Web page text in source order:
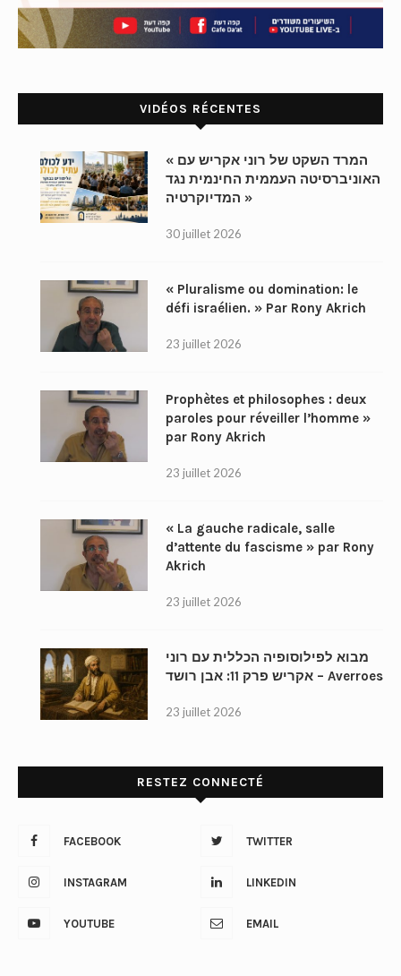
VIDÉOS RÉCENTES
« המרד השקט של רוני אקריש עם
האוניברסיטה העממית החינמית נגד
המדיוקרטיה »
30 juillet 2026
« Pluralisme ou domination: le
défi israélien. » Par Rony Akrich
23 juillet 2026
Prophètes et philosophes : deux
paroles pour réveiller l’homme »
par Rony Akrich
23 juillet 2026
« La gauche radicale, salle
d’attente du fascisme » par Rony
Akrich
23 juillet 2026
מבוא לפילוסופיה הכללית עם רוני
אקריש פרק 11: אבן רושד – Averroes
23 juillet 2026
RESTEZ CONNECTÉ
FACEBOOK TWITTER
INSTAGRAM LINKEDIN
YOUTUBE EMAIL